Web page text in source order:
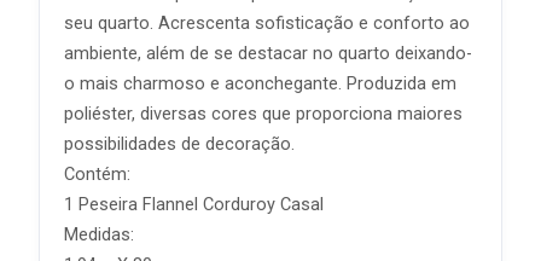
seu quarto. Acrescenta sofisticação e conforto ao
ambiente, além de se destacar no quarto deixando-
o mais charmoso e aconchegante. Produzida em
poliéster, diversas cores que proporciona maiores
possibilidades de decoração.
Contém:
1 Peseira Flannel Corduroy Casal
Medidas: